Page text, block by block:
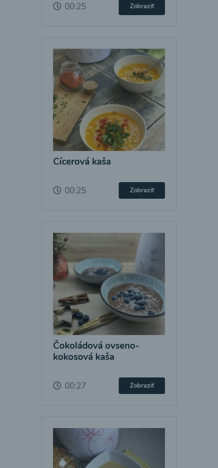
00:25 Zobraziť
Cícerová kaša
00:25 Zobraziť
Čokoládová ovseno-
kokosová kaša
00:27 Zobraziť